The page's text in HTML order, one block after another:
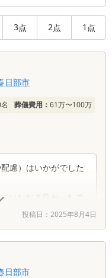
3点 2点 1 点
日部市
葬儀費用： 61万〜100万
慮）はいかがでした
いただき良かったで
たか？
々がとても親切に最
当にありがとうござ
投稿日： 2025年8月4日
日部市